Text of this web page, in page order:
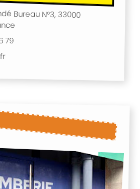
Bureau N°3, 33000
79